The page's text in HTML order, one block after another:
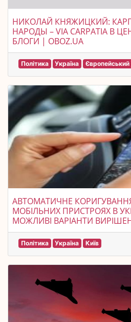
НИКОЛАЙ КНЯЖИЦКИЙ:
НАРОДЫ – VIA CARPATIA В
БЛОГИ | OBOZ.UA
Політика Україна
АВТОМАТИЧНЕ
МОБІЛЬНИХ ПРИСТРОЯХ В
МОЖЛИВІ ВАРІАНТИ
Політика Україна Київ